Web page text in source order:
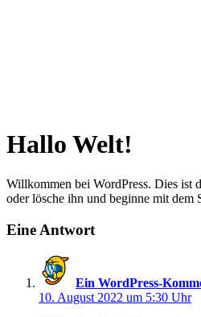
Hallo Welt!
Willkommen bei WordPress. Dies ist
oder lösche ihn und beginne mit dem
Eine Antwort
Ein WordPress-
10. August 2022 um 5:30 Uhr